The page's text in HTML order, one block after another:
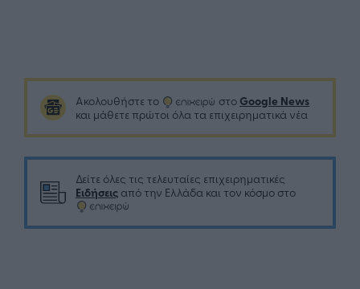
Ακολουθήστε το στο Google News
και μάθετε πρώτοι όλα τα επιχειρηματικά νέα
Δείτε όλες τις τελευταίες επιχειρηματικές
Ειδήσεις από την Ελλάδα και τον κόσμο στο